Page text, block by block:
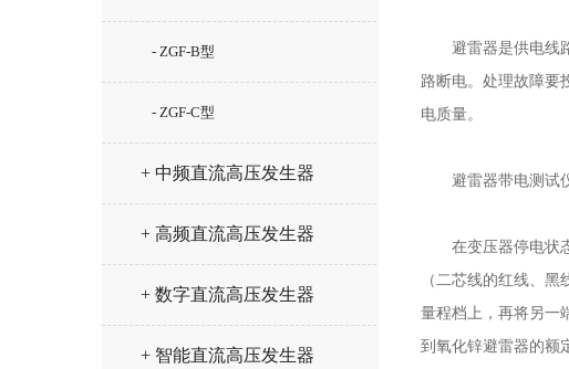
- ZGF-B型
- ZGF-C型
+ 中频直流高压发生器
+ 高频直流高压发生器
+ 数字直流高压发生器
+ 智能直流高压发生器
避雷器是供电线路
路断电。处理故障要
电质量。
避雷器带电测试仪
在变压器停电状态
（二芯线的红线、
量程档上，再将另一
到氧化锌避雷器的额